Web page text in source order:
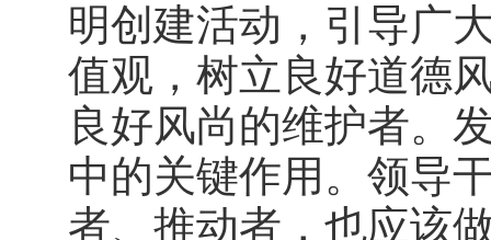
明创建活动，引导广
值观，树立良好道德
良好风尚的维护者。
中的关键作用。领导
者、推动者，也应该